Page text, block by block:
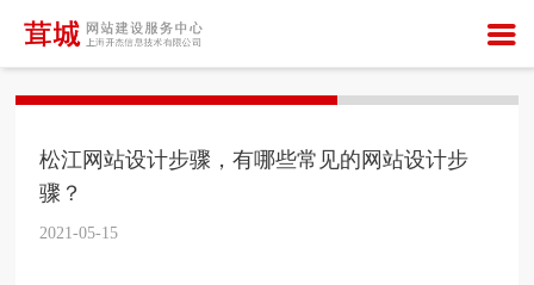
松江网站设计步骤，有哪些常见的网站设计步
骤？
2021-05-15